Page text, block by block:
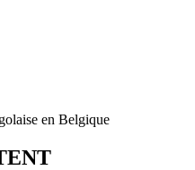
en Belgique